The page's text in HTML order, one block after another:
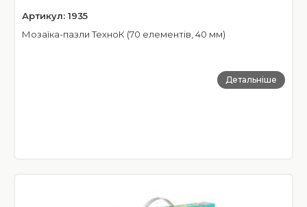
Артикул: 1935
Мозаїка-пазли ТехноК (70 елементів, 40 мм)
Детальніше